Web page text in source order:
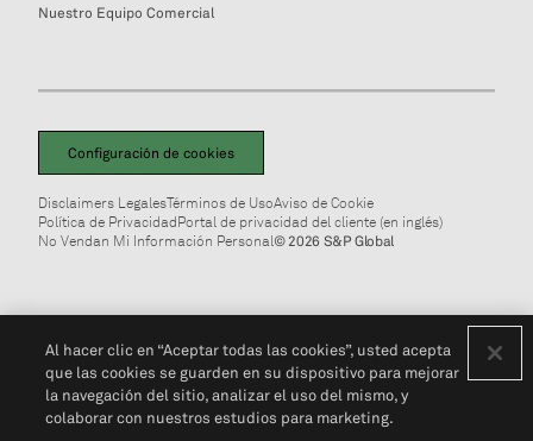
Nuestro Equipo Comercial
Configuración de cookies
Disclaimers LegalesTérminos de UsoAviso de Cookie
Política de PrivacidadPortal de privacidad del cliente (en inglés)
No Vendan Mi Información Personal© 2026 S&P Global
Al hacer clic en “Aceptar todas las cookies”, usted acepta
que las cookies se guarden en su dispositivo para mejorar
la navegación del sitio, analizar el uso del mismo, y
colaborar con nuestros estudios para marketing.